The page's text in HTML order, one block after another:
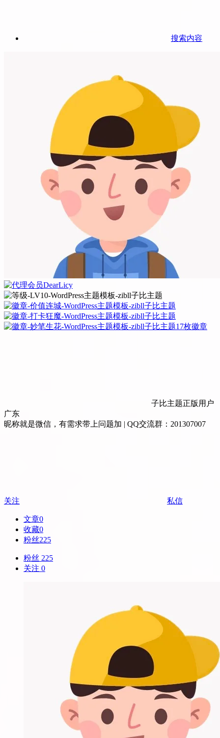
搜索内容
DearLicy
17枚徽章
子比主题正版用户
广东
昵称就是微信，有需求带上问题加 | QQ交流群：201307007
关注 私信
文章0
收藏0
粉丝225
粉丝 225
关注 0